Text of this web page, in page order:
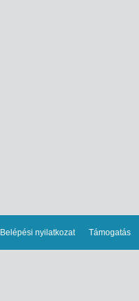
Belépési nyilatkozat Támogatás